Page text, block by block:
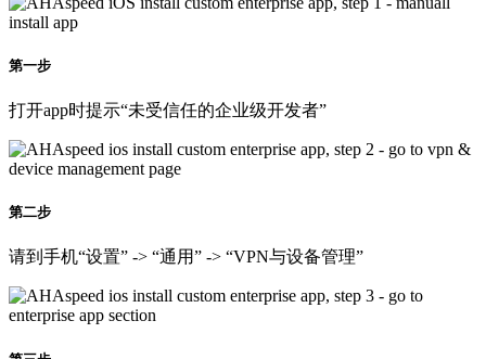
第一步
打开app时提示“未受信任的企业级开发者”
第二步
请到手机“设置” -> “通用” -> “VPN与设备管理”